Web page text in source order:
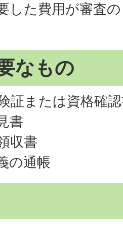
した費用が審査
なもの
証または資格確
書
収書
の通帳